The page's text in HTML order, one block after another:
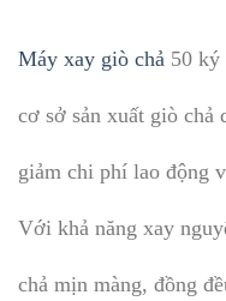
Máy xay giò chả 50 ký
cơ sở sản xuất giò chả
giảm chi phí lao động
Với khả năng xay
chả mịn màng, đồng